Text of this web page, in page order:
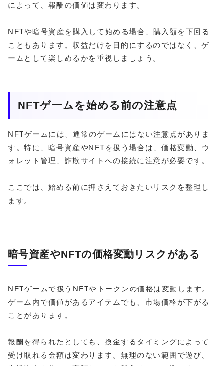
によって、報酬の価値は変わります。
NFTや暗号資産を購入して始める場合、購入額を下回る
こともあります。収益だけを目的にするのではなく、ゲ
ームとして楽しめるかを重視しましょう。
NFTゲームを始める前の注意点
NFTゲームには、通常のゲームにはない注意点がありま
す。特に、暗号資産やNFTを扱う場合は、価格変動、ウ
ォレット管理、詐欺サイトへの接続に注意が必要です。
ここでは、始める前に押さえておきたいリスクを整理し
ます。
暗号資産やNFTの価格変動リスクがある
NFTゲームで扱うNFTやトークンの価格は変動します。
ゲーム内で価値があるアイテムでも、市場価格が下がる
ことがあります。
報酬を得られたとしても、換金するタイミングによって
受け取れる金額は変わります。無理のない範囲で遊び、